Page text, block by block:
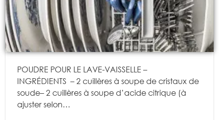
POUDRE POUR LE LAVE-VAISSELLE –
INGRÉDIENTS – 2 cuillères à soupe de cristaux de
soude– 2 cuillères à soupe d’acide citrique (à
ajuster selon…